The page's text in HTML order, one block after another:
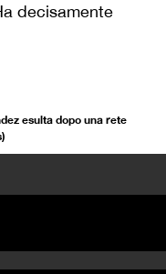
decisamente
esulta dopo una rete